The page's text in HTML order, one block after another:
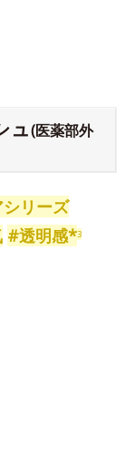
ュ(医薬部外
リーズ
#透明感*3